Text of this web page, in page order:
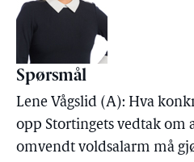
Spørsmål
Lene Vågslid (A): Hva
opp Stortingets vedtak om
omvendt voldsalarm må